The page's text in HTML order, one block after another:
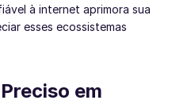
à internet aprimora sua
esses ecossistemas
em